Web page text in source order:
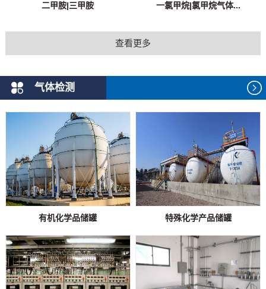
二甲胺|三甲胺 一氯甲烷|氯甲烷气体...
查看更多
气体检测
有机化学品储罐 特殊化学产品储罐